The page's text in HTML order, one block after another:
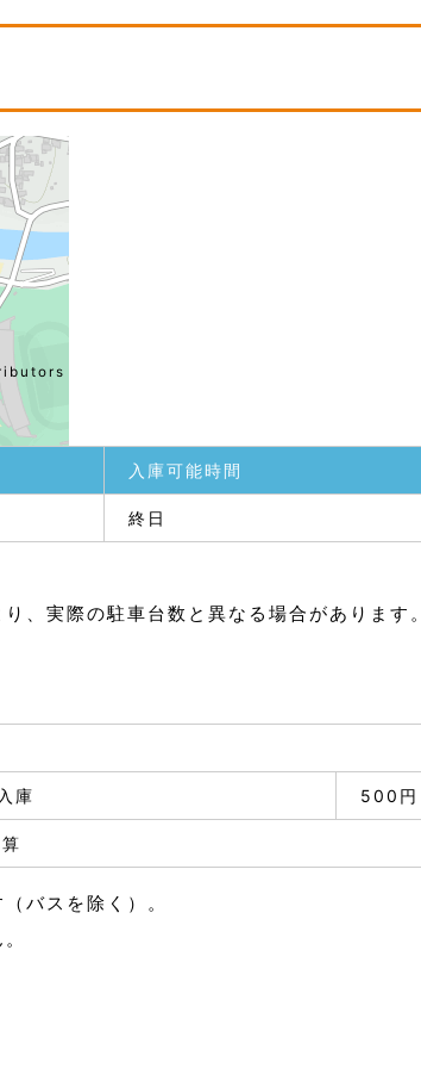
入庫可能時間
終日
、実際の駐車台数と異なる場合があります。
庫 500円
バスを除く）。